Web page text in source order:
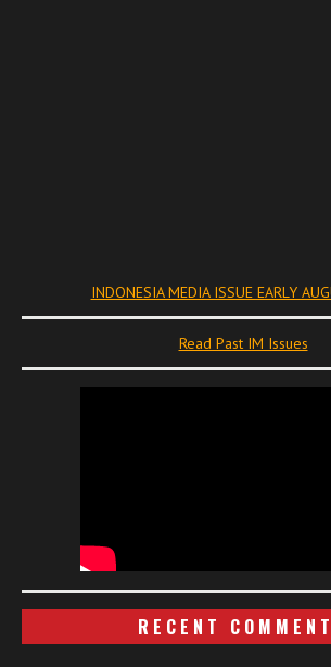
INDONESIA MEDIA ISSUE EARLY
Read Past IM Issues
RECENT